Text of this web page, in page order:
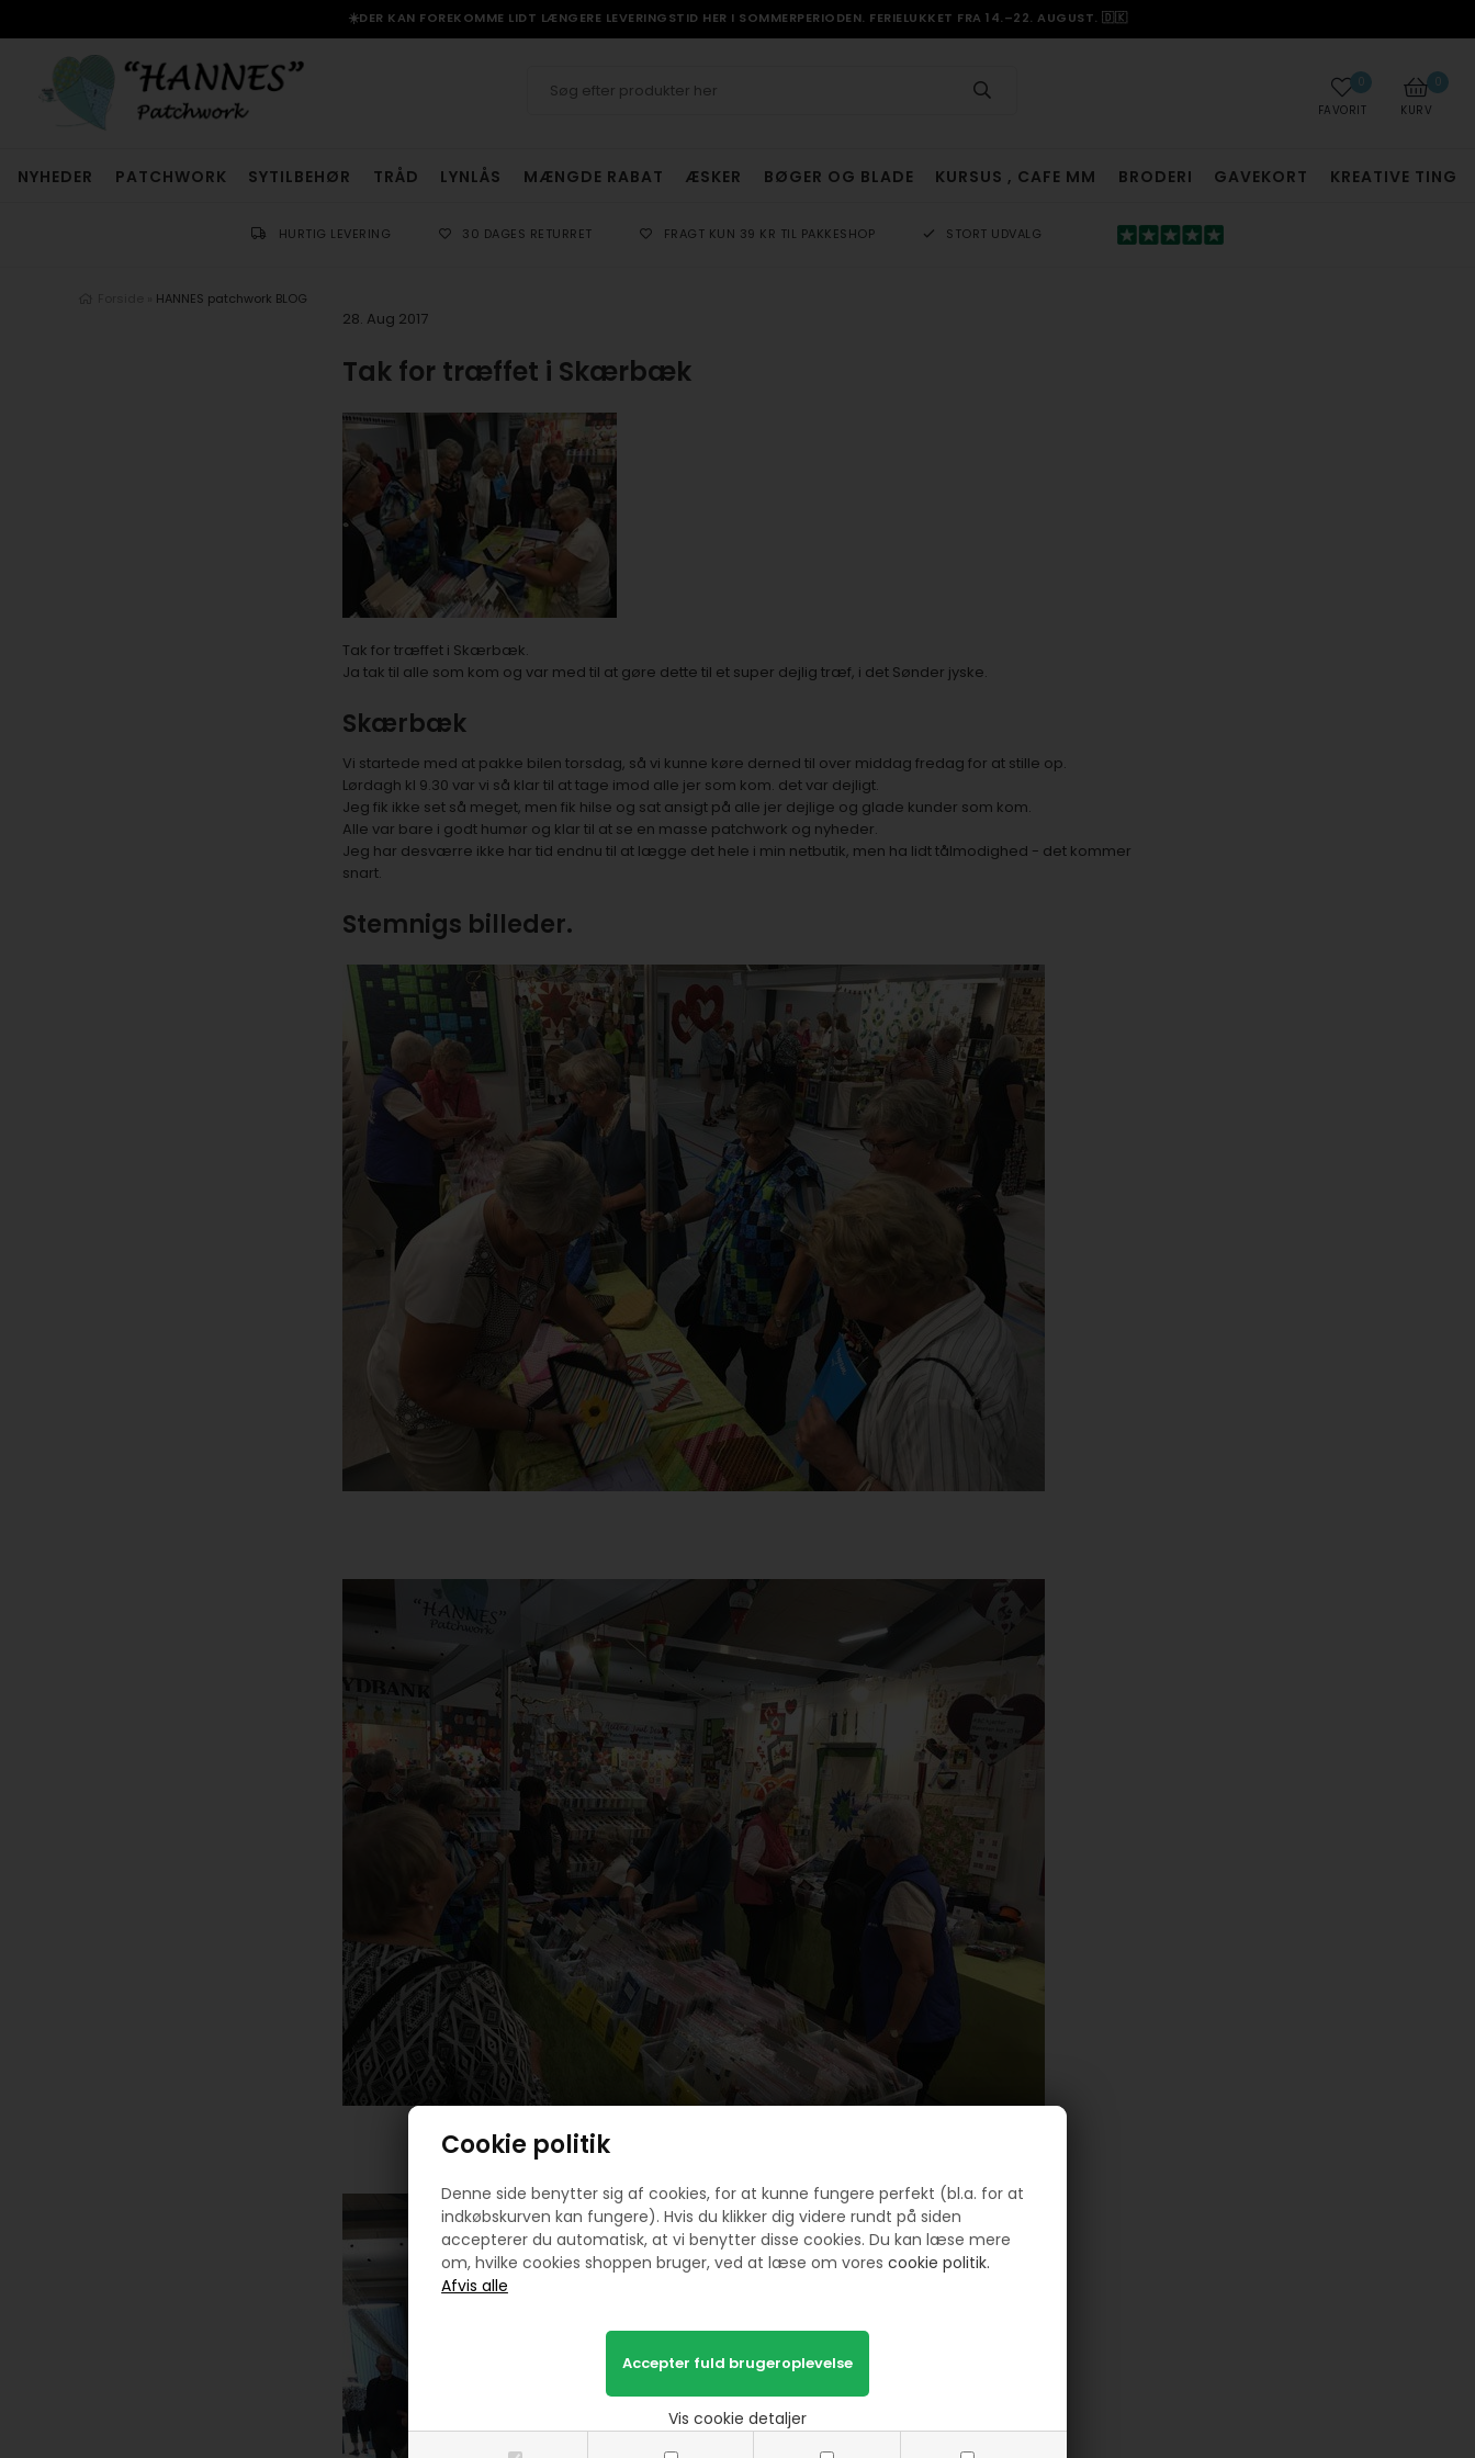
Cookie politik
Denne side benytter sig af cookies, for at kunne fungere perfekt (bl.a. for at
indkøbskurven kan fungere). Hvis du klikker dig videre rundt på siden
accepterer du automatisk, at vi benytter disse cookies. Du kan læse mere
om, hvilke cookies shoppen bruger, ved at læse om vores cookie politik.
Vis cookie detaljer
☀️DER KAN FOREKOMME LIDT LÆNGERE LEVERINGSTID HER I SOMMERPERIODEN. FERIELUKKET FRA 14.–22. AUGUST. 🇩🇰
0
KURV
0
FAVORIT
NYHEDER PATCHWORK SYTILBEHØR TRÅD LYNLÅS MÆNGDE RABAT ÆSKER BØGER OG BLADE KURSUS , CAFE MM BRODERI GAVEKORT KREATIVE TING
HURTIG LEVERING 30 DAGES RETURRET FRAGT KUN 39 KR TIL PAKKESHOP STORT UDVALG
HANNES patchwork BLOG
28. Aug 2017
Tak for træffet i Skærbæk
Tak for træffet i Skærbæk.
Ja tak til alle som kom og var med til at gøre dette til et super dejlig træf, i det Sønder jyske.
Skærbæk
Vi startede med at pakke bilen torsdag, så vi kunne køre derned til over middag fredag for at stille op.
Lørdagh kl 9.30 var vi så klar til at tage imod alle jer som kom. det var dejligt.
Jeg fik ikke set så meget, men fik hilse og sat ansigt på alle jer dejlige og glade kunder som kom.
Alle var bare i godt humør og klar til at se en masse patchwork og nyheder.
Jeg har desværre ikke har tid endnu til at lægge det hele i min netbutik, men ha lidt tålmodighed - det kommer
snart.
Stemnigs billeder.